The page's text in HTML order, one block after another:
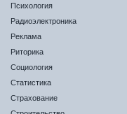
Психология
Радиоэлектроника
Реклама
Риторика
Социология
Статистика
Страхование